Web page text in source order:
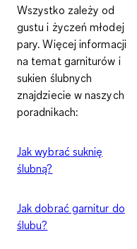
Wszystko zależy od
gustu i życzeń młodej
pary. Więcej informacji
na temat garniturów i
sukien ślubnych
znajdziecie w naszych
poradnikach:
Jak wybrać suknię
ślubną?
Jak dobrać garnitur do
ślubu?